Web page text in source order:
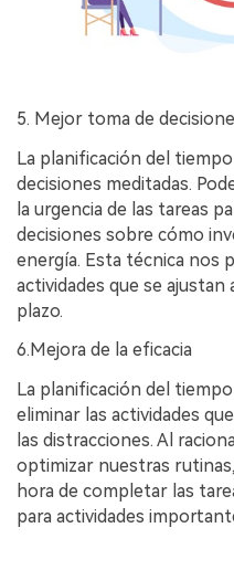
5. Mejor toma de
La planificación del
decisiones meditadas.
la urgencia de las tareas
decisiones sobre cómo
energía. Esta técnica nos
actividades que se
plazo.
6.Mejora de la eficacia
La planificación del
eliminar las actividades
las distracciones. Al
optimizar nuestras
hora de completar las
para actividades